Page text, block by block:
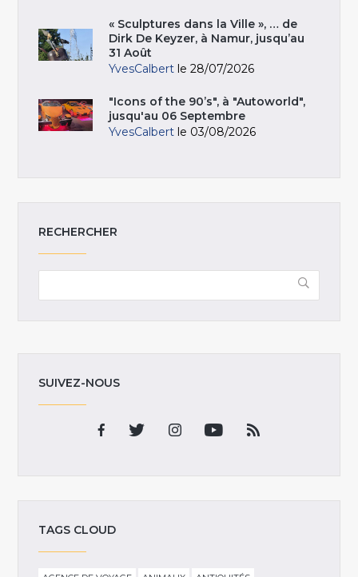
« Sculptures dans la Ville », … de
Dirk De Keyzer, à Namur, jusqu’au
31 Août
YvesCalbert le 28/07/2026
"Icons of the 90’s", à "Autoworld",
jusqu'au 06 Septembre
YvesCalbert le 03/08/2026
RECHERCHER
SUIVEZ-NOUS
TAGS CLOUD